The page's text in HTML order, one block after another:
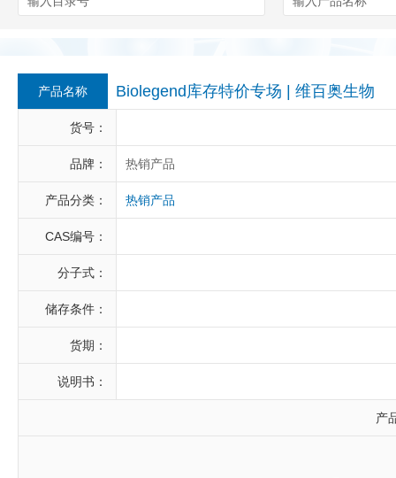
Berry & Associates
LGC Maine Standards
Abbexa AbD Serotec
产品名称 Biolegend库存特价专场 | 维百奥生物
货号：
品牌： 热销产品
产品分类： 热销产品
CAS编号：
分子式：
储存条件：
货期：
说明书：
产